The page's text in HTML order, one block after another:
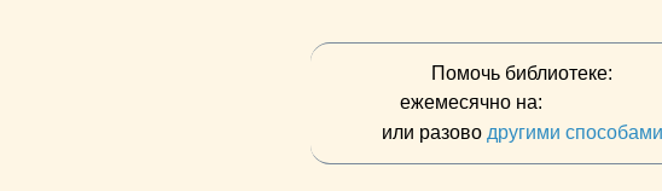
Помочь библиотеке:
ежемесячно на:
или разово другими способами